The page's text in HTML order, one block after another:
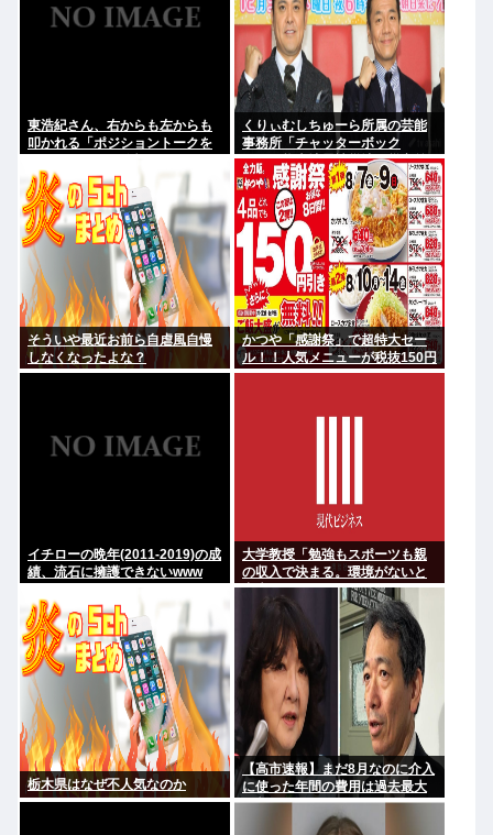
東浩紀さん、右からも左からも
叩かれる「ポジショントークを
擁護されるwww
くりぃむしちゅーら所属の芸能
事務所「チャッターボック
ス」、熊本地震被災地に災害義
援金寄付を発表
そういや最近お前ら自虐風自慢
しなくなったよな？
かつや「感謝祭」で超特大セー
ル！！人気メニューが税抜150円
引き！！！
イチローの晩年(2011-2019)の成
績、流石に擁護できないwww
大学教授「勉強もスポーツも親
の収入で決まる。環境がないと
出来るわけがない」
栃木県はなぜ不人気なのか
【高市速報】まだ8月なのに介入
に使った年間の費用は過去最大
と判明